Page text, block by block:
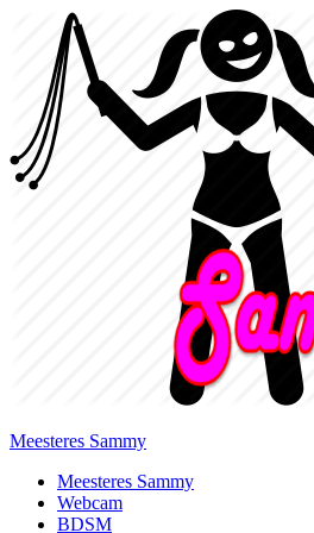
Meesteres Sammy
Primary
Menu
Meesteres Sammy
Webcam
BDSM